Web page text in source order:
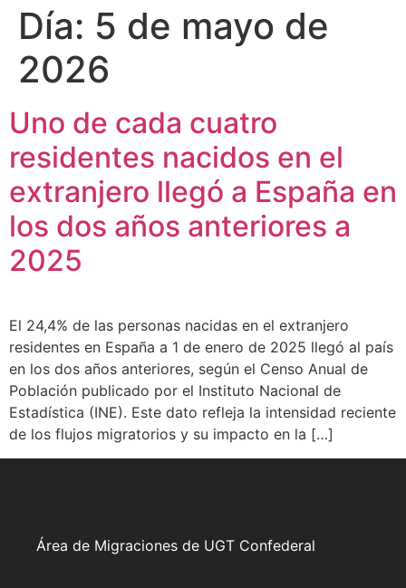
Día: 5 de mayo de
2026
Uno de cada cuatro
residentes nacidos en el
extranjero llegó a España en
los dos años anteriores a
2025
El 24,4% de las personas nacidas en el extranjero
residentes en España a 1 de enero de 2025 llegó al país
en los dos años anteriores, según el Censo Anual de
Población publicado por el Instituto Nacional de
Estadística (INE). Este dato refleja la intensidad reciente
de los flujos migratorios y su impacto en la […]
Área de Migraciones de UGT Confederal